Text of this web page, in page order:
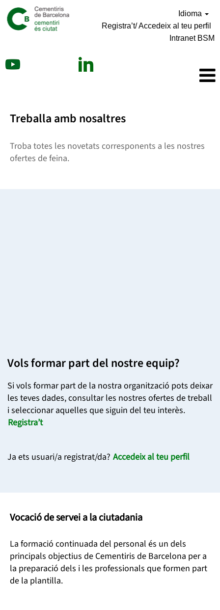
Idioma
Registra’t/ Accedeix al teu perfil
Intranet BSM
Treballa amb nosaltres
Troba totes les novetats corresponents a les nostres
ofertes de feina.
Vols formar part del nostre equip?
Si vols formar part de la nostra organització pots deixar
les teves dades, consultar les nostres ofertes de treball
i seleccionar aquelles que siguin del teu interès.
Registra’t
Ja ets usuari/a registrat/da? Accedeix al teu perfil
Vocació de servei a la ciutadania
La formació continuada del personal és un dels
principals objectius de Cementiris de Barcelona per a
la preparació dels i les professionals que formen part
de la plantilla.